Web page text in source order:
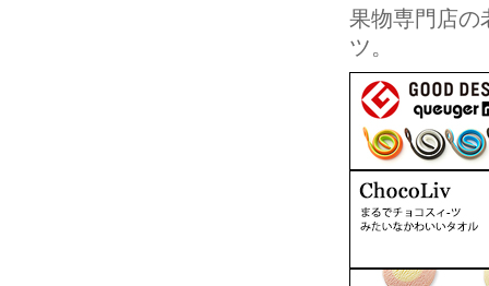
果物専門店の
ツ。